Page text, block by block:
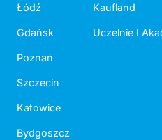
Łódź
Gdańsk
Poznań
Szczecin
Katowice
Bydgoszcz
Kaufland
Uczelnie I